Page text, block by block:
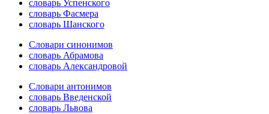
словарь Успенского
словарь Фасмера
словарь Шанского
Словари синонимов
словарь Абрамова
словарь Александровой
Словари антонимов
словарь Введенской
словарь Львова